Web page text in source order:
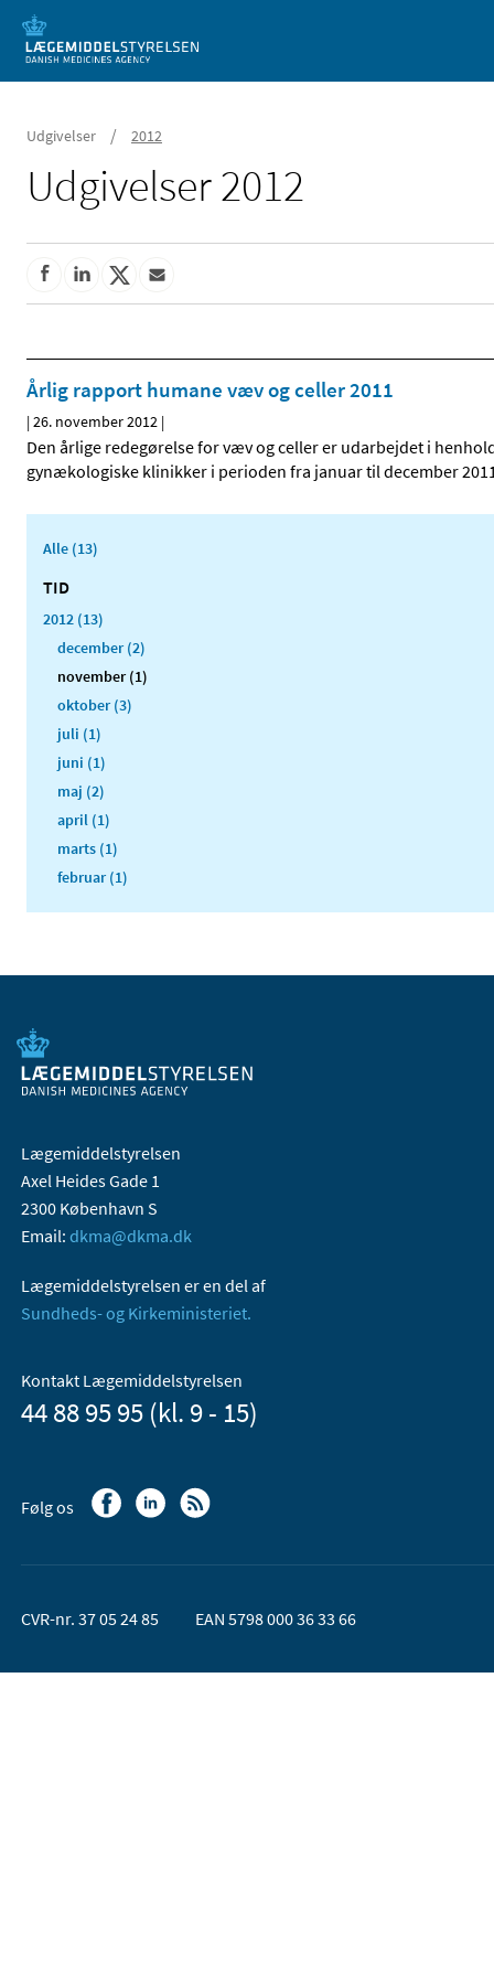
Mobil visning
Udgivelser / 2012
Udgivelser 2012
Årlig rapport humane væv og celler 2011
|26. november 2012 |
Den årlige redegørelse for væv og celler er udarbejdet i
gynækologiske klinikker i perioden fra januar til december
Alle (13)
TID
2012 (13)
december (2)
november (1)
oktober (3)
juli (1)
juni (1)
maj (2)
april (1)
marts (1)
februar (1)
Lægemiddelstyrelsen
Axel Heides Gade 1
2300 København S
Email: dkma@dkma.dk
Lægemiddelstyrelsen er en del af
Sundheds- og Kirkeministeriet.
Kontakt Lægemiddelstyrelsen
44 88 95 95 (kl. 9 - 15)
Følg os
CVR-nr. 37 05 24 85 EAN 5798 000 36 33 66